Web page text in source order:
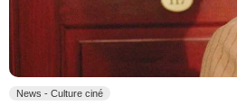
News - Culture ciné